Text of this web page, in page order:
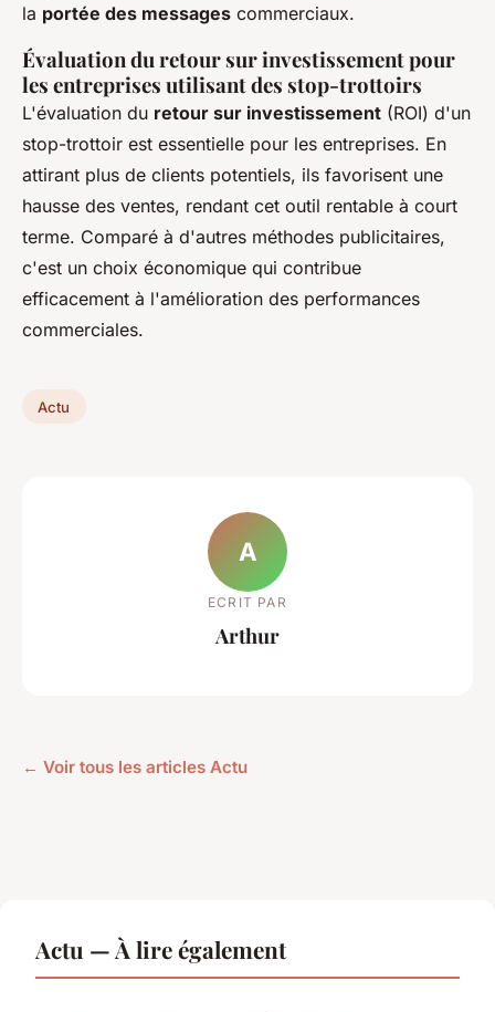
la portée des messages commerciaux.
Évaluation du retour sur investissement pour
les entreprises utilisant des stop-trottoirs
L'évaluation du retour sur investissement (ROI) d'un
stop-trottoir est essentielle pour les entreprises. En
attirant plus de clients potentiels, ils favorisent une
hausse des ventes, rendant cet outil rentable à court
terme. Comparé à d'autres méthodes publicitaires,
c'est un choix économique qui contribue
efficacement à l'amélioration des performances
commerciales.
Actu
A
ECRIT PAR
Arthur
← Voir tous les articles Actu
Actu — À lire également